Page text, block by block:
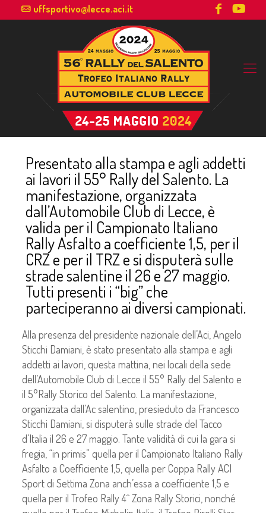
uffsportivo@lecce.aci.it
Presentato alla stampa e agli addetti
ai lavori il 55° Rally del Salento. La
manifestazione, organizzata
dall’Automobile Club di Lecce, è
valida per il Campionato Italiano
Rally Asfalto a coefficiente 1,5, per il
CRZ e per il TRZ e si disputerà sulle
strade salentine il 26 e 27 maggio.
Tutti presenti i “big” che
parteciperanno ai diversi campionati.
Alla presenza del presidente nazionale dell’Aci, Angelo
Sticchi Damiani, è stato presentato alla stampa e agli
addetti ai lavori, questa mattina, nei locali della sede
dell’Automobile Club di Lecce il 55° Rally del Salento e
il 5°Rally Storico del Salento. La manifestazione,
organizzata dall’Ac salentino, presieduto da Francesco
Sticchi Damiani, si disputerà sulle strade del Tacco
d’Italia il 26 e 27 maggio. Tante validità di cui la gara si
fregia, “in primis” quella per il Campionato Italiano Rally
Asfalto a Coefficiente 1,5, quella per Coppa Rally ACI
Sport di Settima Zona anch’essa a coefficiente 1,5 e
quella per il Trofeo Rally 4^ Zona Rally Storici, nonché